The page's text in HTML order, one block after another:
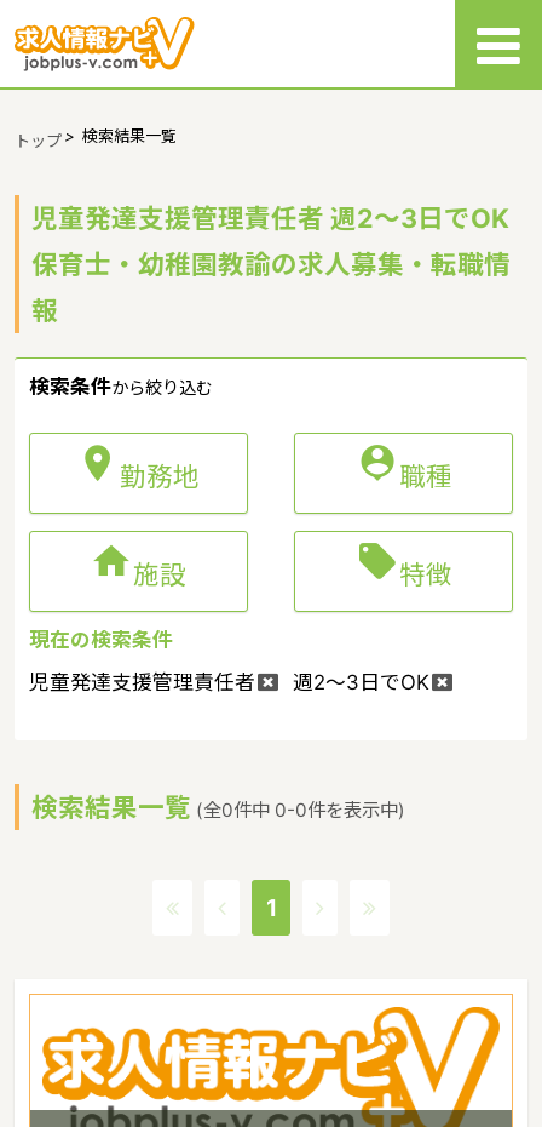
トップ> 検索結果一覧
児童発達支援管理責任者 週2～3日でOK
保育士・幼稚園教諭の求人募集・転職情
報
検索条件から絞り込む
 勤務地 職種
施設 特徴
現在の検索条件
児童発達支援管理責任者
週2～3日でOK
検索結果一覧 (全0件中 0-0件を表示中)
1